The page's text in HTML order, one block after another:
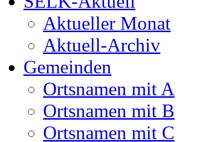
Aktueller Monat
Aktuell-Archiv
Gemeinden
Ortsnamen mit A
Ortsnamen mit B
Ortsnamen mit C